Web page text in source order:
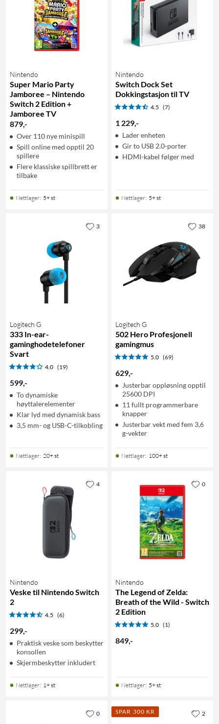
Nintendo
Super Mario Party
Jamboree – Nintendo
Switch 2 Edition +
Jamboree TV
879,-
Over 110 nye minispill
Spill online med opptil 20
spillere
Flere klassiske spillbrett er
tilbake
Nettlager: 5+ st
Nintendo
Switch Dock Set
Dokkingstasjon til TV
4.5 (7)
1 229,-
Lader enheten
Gir to USB 2.0-porter
HDMI-kabel følger med
Nettlager: 5+ st
Logitech G
333 In-ear-
gaminghodetelefoner
Svart
4.0 (19)
599,-
To dynamiske
høyttalerelementer
Klar lyd med dynamisk bass
3,5 mm- og USB-C-tilkobling
Nettlager: 20+ st
3
Logitech G
502 Hero Profesjonell
gamingmus
5.0 (69)
629,-
Justerbar oppløsning opptil
25600 DPI
11 fullt programmerbare
knapper
Justerbar vekt med fem 3,6
g-vekter
Nettlager: 100+ st
38
Nintendo
Veske til Nintendo Switch
2
4.5 (6)
299,-
Praktisk veske som beskytter
konsollen
Skjermbeskytter inkludert
Nettlager: 1+ st
4
Nintendo
The Legend of Zelda:
Breath of the Wild - Switch
2 Edition
5.0 (1)
849,-
Nettlager: 5+ st
0
0 SPAR 300 KR 2